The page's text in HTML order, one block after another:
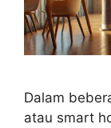
Dalam
atau smart